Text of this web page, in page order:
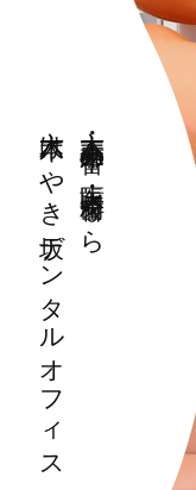
六本木・麻布十番の歯医者・歯科なら
六本木けやき坂デンタルオフィス